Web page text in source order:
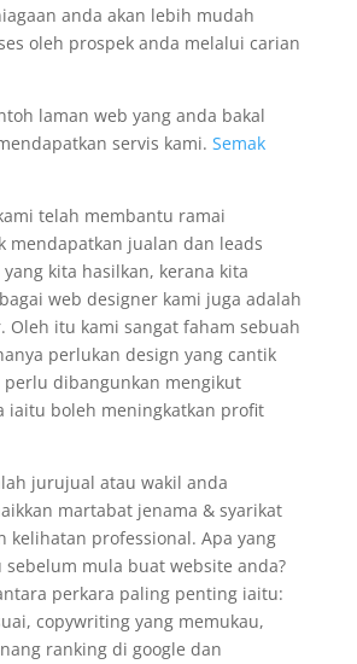
anda akan lebih mudah
oleh prospek anda melalui carian
laman web yang anda bakal
servis kami. Semak
telah membantu ramai
mendapatkan jualan dan leads
kita hasilkan, kerana kita
web designer kami juga adalah
Oleh itu kami sangat faham sebuah
perlukan design yang cantik
dibangunkan mengikut
iaitu boleh meningkatkan profit
jurujual atau wakil anda
martabat jenama & syarikat
kelihatan professional. Apa yang
mula buat website anda?
perkara paling penting iaitu:
copywriting yang memukau,
ranking di google dan